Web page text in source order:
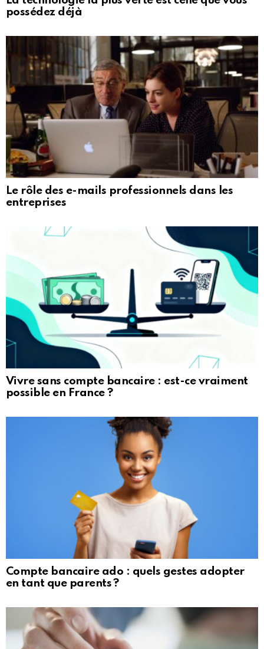
possédez déjà
Le rôle des e-mails professionnels dans les
entreprises
Vivre sans compte bancaire : est-ce vraiment
possible en France ?
Compte bancaire ado : quels gestes adopter
en tant que parents ?